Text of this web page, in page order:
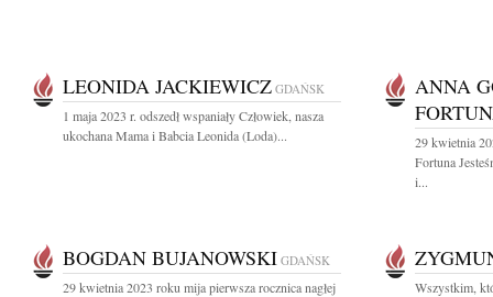
LEONIDA JACKIEWICZ GDAŃSK
1 maja 2023 r. odszedł wspaniały Człowiek, nasza
ukochana Mama i Babcia Leonida (Loda)...
ANNA
29 kwietnia
Fortuna
i...
BOGDAN BUJANOWSKI GDAŃSK
29 kwietnia 2023 roku mija pierwsza rocznica nagłej
Wszystkim,